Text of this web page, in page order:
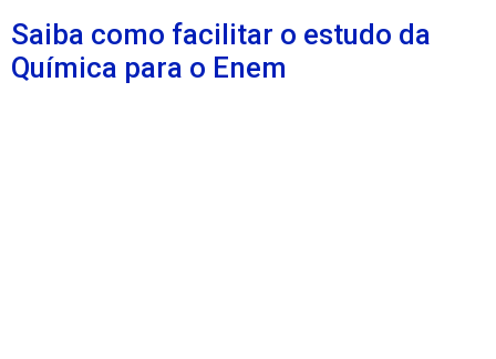
Saiba como facilitar o estudo da
Química para o Enem